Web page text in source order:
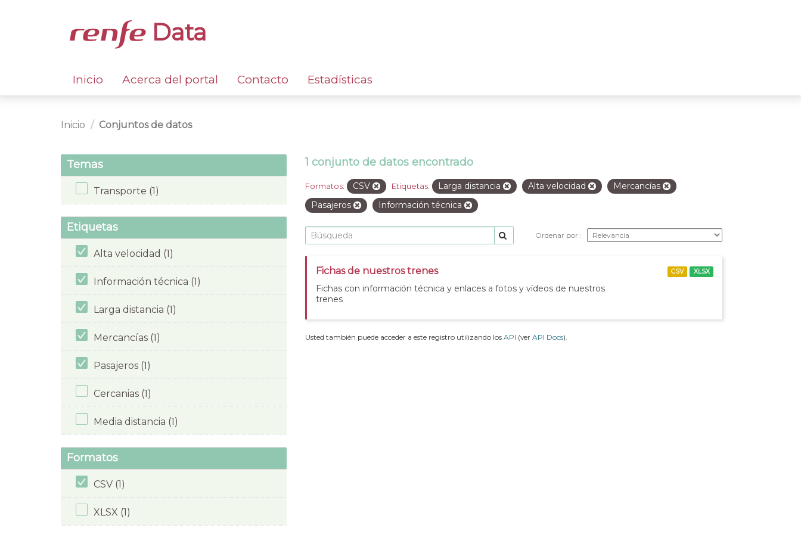
Data
Inicio Acerca del portal Contacto Estadísticas
Inicio Conjuntos de datos
Temas
Transporte (1)
Etiquetas
Alta velocidad (1)
Información técnica (1)
Larga distancia (1)
Mercancías (1)
Pasajeros (1)
Cercanias (1)
Media distancia (1)
Formatos
CSV (1)
XLSX (1)
1 conjunto de datos encontrado
Formatos: CSV Etiquetas: Larga distancia Alta velocidad
Mercancías
Pasajeros
Información técnica
Ordenar por
Fichas de nuestros trenes
Fichas con información técnica y enlaces a fotos y vídeos de nuestros
trenes
CSV XLSX
Usted también puede acceder a este registro utilizando los API (ver API Docs).